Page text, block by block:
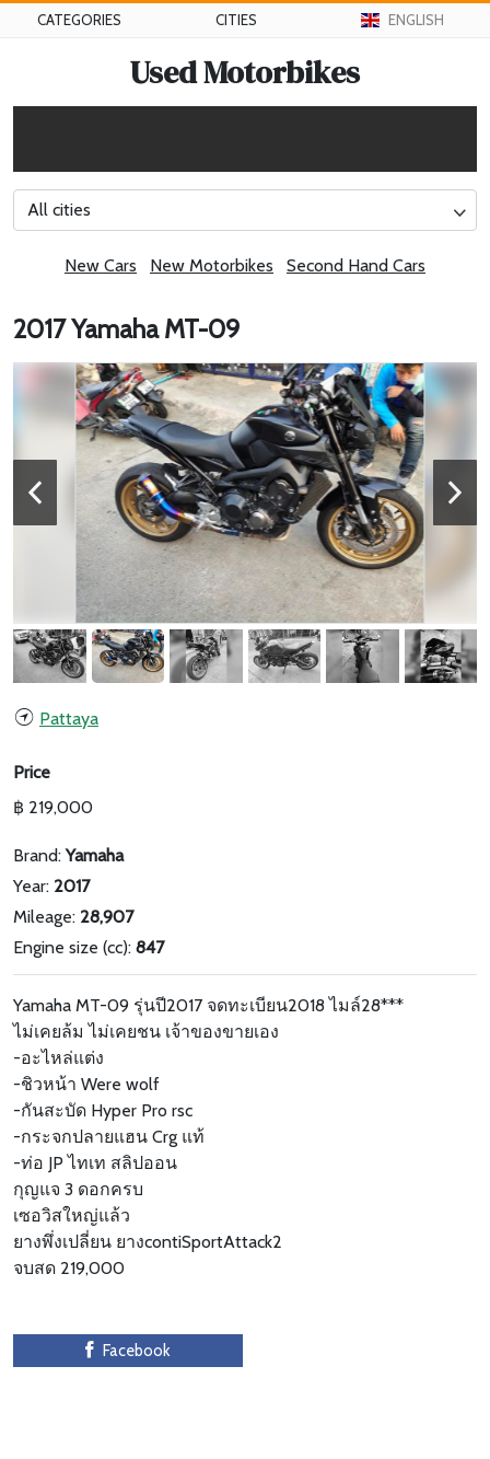
CATEGORIES CITIES ENGLISH
Used Motorbikes
All cities
New Cars New Motorbikes Second Hand Cars
2017 Yamaha MT-09
Pattaya
Price
฿ 219,000
Brand:Yamaha
Year: 2017
Mileage: 28,907
Engine size (cc): 847
Yamaha MT-09 รุ่นปี2017 จดทะเบียน2018 ไมล์28***
ไม่เคยล้ม ไม่เคยชน เจ้าของขายเอง
-อะไหล่แต่ง
-ชิวหน้า Were wolf
-กันสะบัด Hyper Pro rsc
-กระจกปลายแฮน Crg แท้
-ท่อ JP ไทเท สลิปออน
กุญแจ 3 ดอกครบ
เซอวิสใหญ่แล้ว
ยางพึ่งเปลี่ยน ยางcontiSportAttack2
จบสด 219,000
Facebook